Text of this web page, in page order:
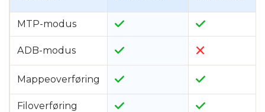
MTP-modus
ADB-modus
Mappeoverføring
Filoverføring